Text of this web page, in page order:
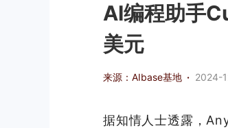
​AI编程助手
美元
来源：AIbase基地 · 2024-
据知情人士透露，